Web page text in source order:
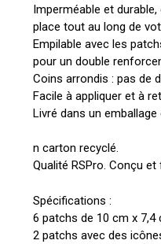
Imperméable et
place tout au long de
Empilable avec les
pour un double
Coins arrondis : pas de
Facile à appliquer et à
Livré dans un emballage
n carton recyclé.
Qualité RSPro. Conçu
Spécifications :
6 patchs de 10 cm x 7,4
2 patchs avec des